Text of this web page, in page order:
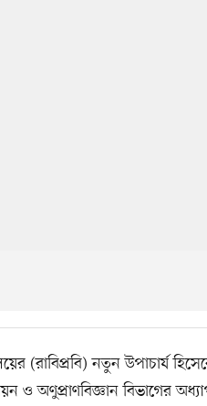
(রাবিপ্রবি) নতুন উপাচার্য
ও অণুপ্রাণবিজ্ঞান বিভাগের